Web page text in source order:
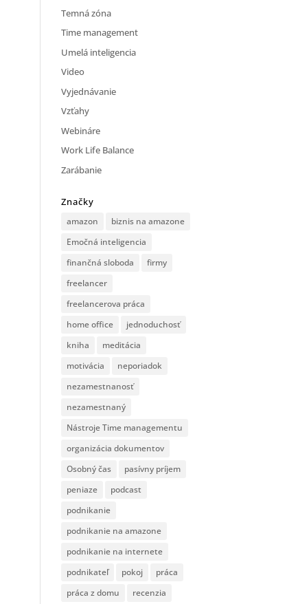
Temná zóna
Time management
Umelá inteligencia
Video
Vyjednávanie
Vzťahy
Webináre
Work Life Balance
Zarábanie
Značky
amazon
biznis na amazone
Emočná inteligencia
finančná sloboda
firmy
freelancer
freelancerova práca
home office
jednoduchosť
kniha
meditácia
motivácia
neporiadok
nezamestnanosť
nezamestnaný
Nástroje Time managementu
organizácia dokumentov
Osobný čas
pasívny príjem
peniaze
podcast
podnikanie
podnikanie na amazone
podnikanie na internete
podnikateľ
pokoj
práca
práca z domu
recenzia